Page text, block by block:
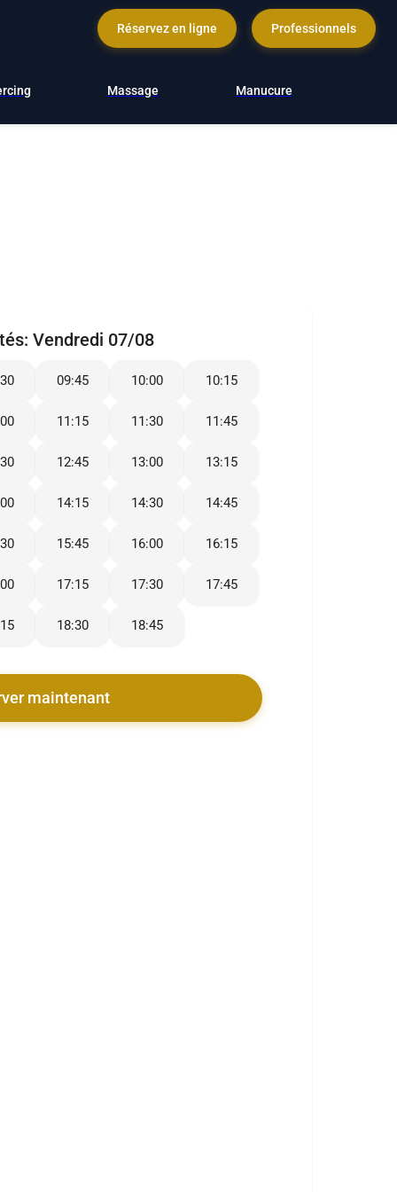
Réservez en ligne Professionnels
Massage Manucure
Vendredi 07/08
09:45 10:00 10:15
11:15 11:30 11:45
12:45 13:00 13:15
14:15 14:30 14:45
15:45 16:00 16:15
17:15 17:30 17:45
18:30 18:45
maintenant